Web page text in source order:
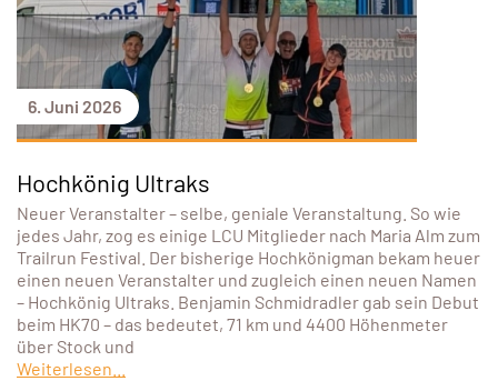
6. Juni 2026
Hochkönig Ultraks
Neuer Veranstalter – selbe, geniale Veranstaltung. So wie
jedes Jahr, zog es einige LCU Mitglieder nach Maria Alm zum
Trailrun Festival. Der bisherige Hochkönigman bekam heuer
einen neuen Veranstalter und zugleich einen neuen Namen
– Hochkönig Ultraks. Benjamin Schmidradler gab sein Debut
beim HK70 – das bedeutet, 71 km und 4400 Höhenmeter
über Stock und
Weiterlesen...